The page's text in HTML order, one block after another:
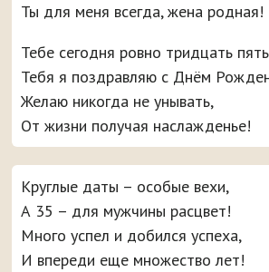
Ты для меня всегда, жена родная!
Тебе сегодня ровно тридцать
Тебя я поздравляю с Днём
Желаю никогда не унывать,
От жизни получая наслажденье!
Круглые даты – особые вехи,
А 35 – для мужчины расцвет!
Много успел и добился успеха,
И впереди еще множество лет!